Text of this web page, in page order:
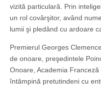
vizită particulară. Prin
un rol covârşitor, având
lumii şi pledând cu ardoare
Premierul Georges
de onoare, preşedintele
Onoare, Academia
întâmpină pretutindeni cu